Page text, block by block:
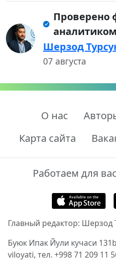
Проверено
аналитиком
Шерзод
07 августа
О нас
Карта сайта
Работаем для
Главный редактор: Шерзод
Буюк Ипак Йули кучаси
viloyati, тел. +998 71 209 11